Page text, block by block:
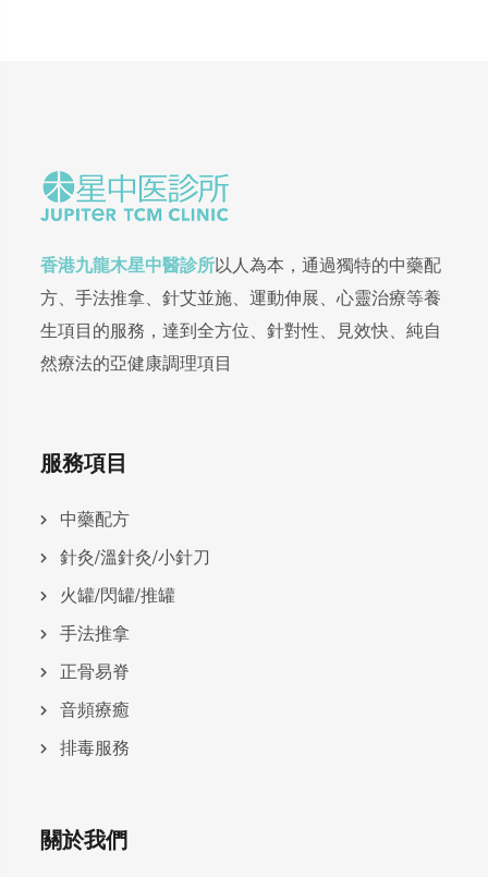
香港九龍木星中醫診所以人為本，通過獨特的中藥配
方、手法推拿、針艾並施、運動伸展、心靈治療等養
生項目的服務，達到全方位、針對性、見效快、純自
然療法的亞健康調理項目
服務項目
中藥配方
針灸/溫針灸/小針刀
火罐/閃罐/推罐
手法推拿
正骨易脊
⾳頻療癒
排毒服務
關於我們